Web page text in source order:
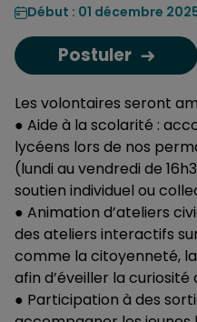
Début : 01 décembre
Postuler
Les volontaires seront
● Aide à la scolarité :
lycéens lors de nos
(lundi au vendredi de
soutien individuel ou
● Animation d’ateliers
des ateliers interactifs
comme la citoyenneté,
afin d’éveiller la curiosité
● Participation à des